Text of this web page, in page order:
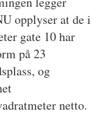
opplyser at de i
gate 10 har
på 23
og
netto.